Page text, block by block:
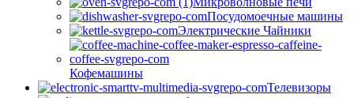
Посудомоечные машины
Электрические Чайники
Кофемашины
Телевизоры